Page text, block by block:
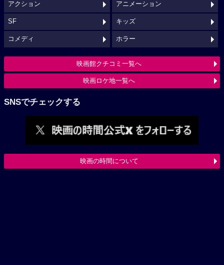
アクション アニメーション
SF キッズ
コメディ ホラー
映画館クチコミ一覧へ
映画ロケ地一覧へ
SNSでチェックする
映画の時間について